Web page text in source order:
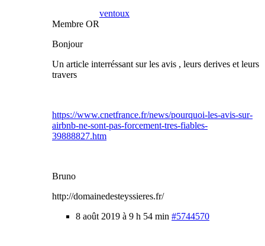
ventoux
Membre OR
Bonjour
Un article interréssant sur les avis , leurs derives et leurs
travers
https://www.cnetfrance.fr/news/pourquoi-les-avis-sur-
airbnb-ne-sont-pas-forcement-tres-fiables-
39888827.htm
Bruno
http://domainedesteyssieres.fr/
8 août 2019 à 9 h 54 min #5744570